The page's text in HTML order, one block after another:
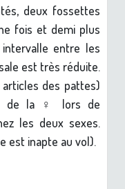
deux fossettes
fois et demi plus
entre les
est très réduite.
des pattes)
de la ♀ lors de
les deux sexes.
est inapte au vol).